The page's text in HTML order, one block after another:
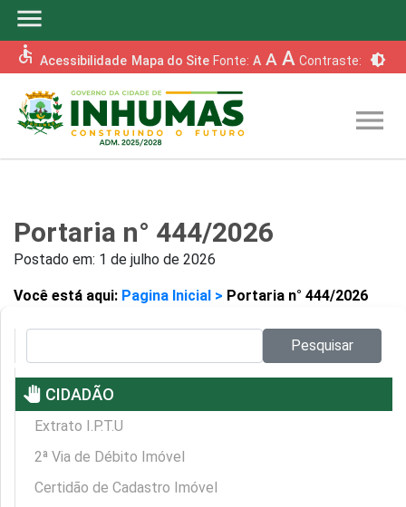
menu
accessible Acessibilidade Mapa do Site Fonte: A A A Contraste: brightness_6
menu
Portaria n° 444/2026
Postado em: 1 de julho de 2026
Você está aqui: Pagina Inicial > Portaria n° 444/2026
Pesquisar
pan_tool CIDADÃO
Extrato I.P.T.U
2ª Via de Débito Imóvel
Certidão de Cadastro Imóvel